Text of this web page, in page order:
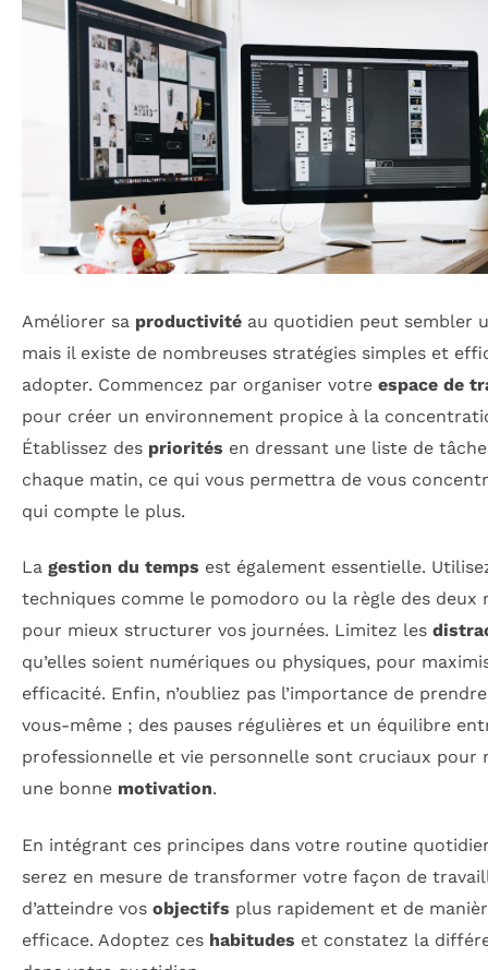
Améliorer sa productivité au quotidien peut sembler
mais il existe de nombreuses stratégies simples et
adopter. Commencez par organiser votre espace de
pour créer un environnement propice à la
Établissez des priorités en dressant une liste de
chaque matin, ce qui vous permettra de vous
qui compte le plus.
La gestion du temps est également essentielle.
techniques comme le pomodoro ou la règle des deux
pour mieux structurer vos journées. Limitez les
qu’elles soient numériques ou physiques, pour
efficacité. Enfin, n’oubliez pas l’importance de
vous-même ; des pauses régulières et un équilibre
professionnelle et vie personnelle sont cruciaux pour
une bonne motivation.
En intégrant ces principes dans votre routine
serez en mesure de transformer votre façon de
d’atteindre vos objectifs plus rapidement et de
efficace. Adoptez ces habitudes et constatez la